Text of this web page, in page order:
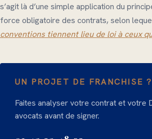
s’agit là d’une simple application du
force obligatoire des contrats, selon
conventions tiennent lieu de loi à ceux
UN PROJET DE FRANCHISE ?
Faites analyser votre contrat et votre
avocats avant de signer.